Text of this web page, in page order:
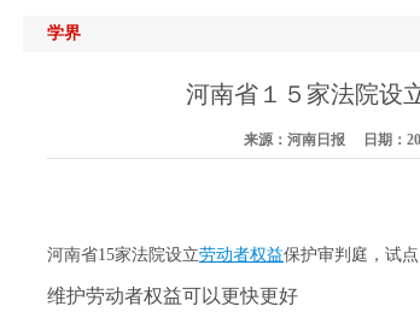
学界
河南省１５家法院设
来源：河南日报 日期：
河南省15家法院设立劳动者权益保护审判庭，试
维护劳动者权益可以更快更好